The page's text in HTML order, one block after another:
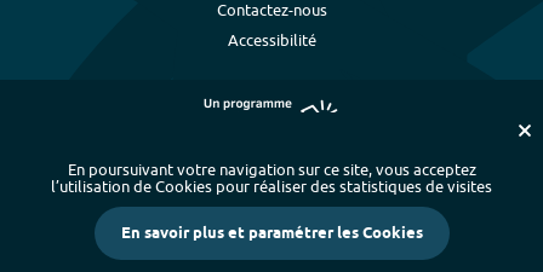
Contactez-nous
Accessibilité
Plan du site - Index alphabétique
-
Mentions légales et données personnelles
- Paramétrer les cookies
Crédits
En poursuivant votre navigation sur ce site, vous acceptez
l’utilisation de Cookies pour réaliser des statistiques de visites
En savoir plus et paramétrer les Cookies